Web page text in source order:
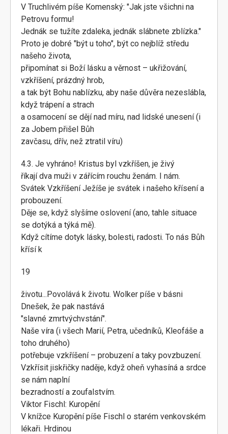
V Truchlivém píše Komenský: "Jak jste všichni na
Petrovu formu!
Jednák se tužíte zdaleka, jednák slábnete zblízka."
Proto je dobré "být u toho", být co nejblíž středu
našeho života,
připomínat si Boží lásku a věrnost – ukřižování,
vzkříšení, prázdný hrob,
a tak být Bohu nablízku, aby naše důvěra nezeslábla,
když trápení a strach
a osamocení se dějí nad míru, nad lidské unesení (i
za Jobem přišel Bůh
zavčasu, dřív, než ztratil víru)
4.3. Je vyhráno! Kristus byl vzkříšen, je živý
říkají dva muži v zářícím rouchu ženám. I nám.
Svátek Vzkříšení Ježíše je svátek i našeho křísení a
probouzení.
Děje se, když slyšíme oslovení (ano, tahle situace
se dotýká a týká mě).
Když cítíme dotyk lásky, bolesti, radosti. To nás Bůh
křísí k
19
životu...Povolává k životu. Wolker píše v básni
Dnešek, že pak nastává
"slavné zmrtvýchvstání".
Naše víra (i všech Marií, Petra, učedníků, Kleofáše a
toho druhého)
potřebuje vzkříšení – probuzení a taky povzbuzení.
Vzkřísit jiskřičky naděje, když oheň vyhasíná a srdce
se nám naplní
bezradností a zoufalstvím.
Viktor Fischl: Kuropění
V knížce Kuropění píše Fischl o starém venkovském
lékaři. Hrdinou